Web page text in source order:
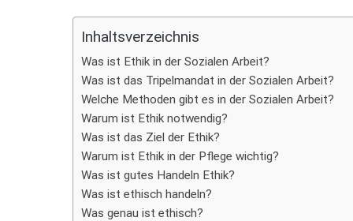
Inhaltsverzeichnis
Was ist Ethik in der Sozialen Arbeit?
Was ist das Tripelmandat in der Sozialen Arbeit?
Welche Methoden gibt es in der Sozialen Arbeit?
Warum ist Ethik notwendig?
Was ist das Ziel der Ethik?
Warum ist Ethik in der Pflege wichtig?
Was ist gutes Handeln Ethik?
Was ist ethisch handeln?
Was genau ist ethisch?